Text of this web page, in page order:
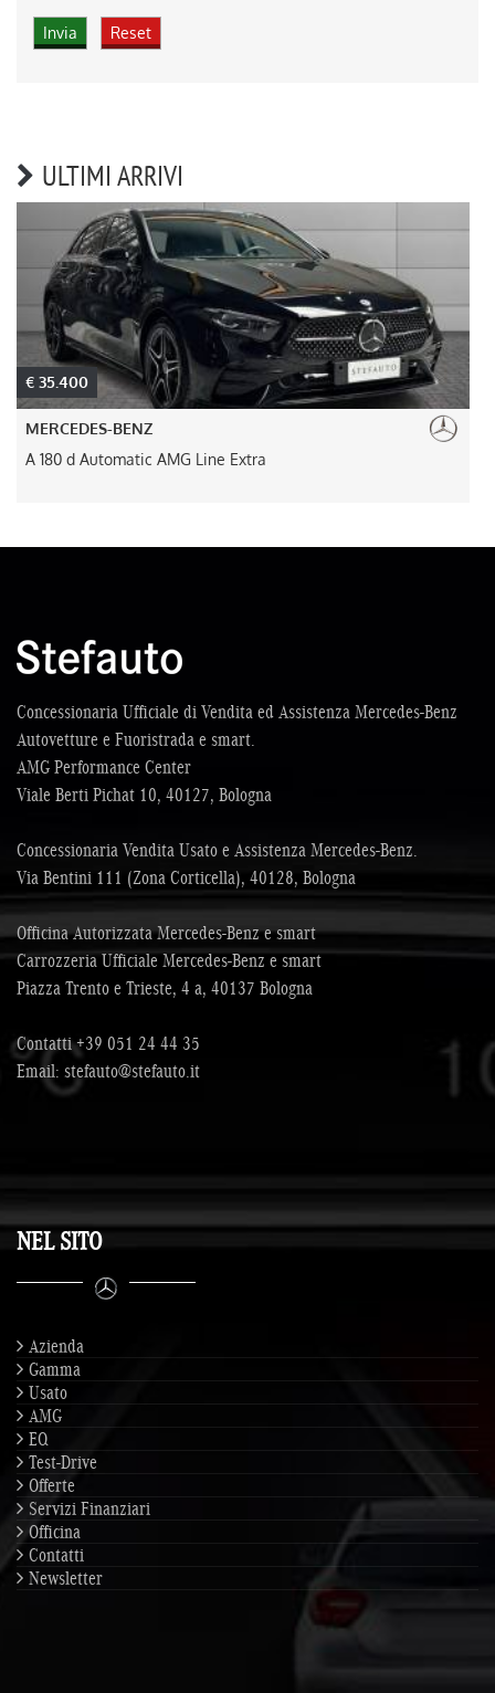
ULTIMI ARRIVI
€ 35.400
MERCEDES-BENZ
A 180 d Automatic AMG Line Extra
Concessionaria Ufficiale di Vendita ed Assistenza Mercedes-Benz
Autovetture e Fuoristrada e smart.
AMG Performance Center
Viale Berti Pichat 10, 40127, Bologna
Concessionaria Vendita Usato e Assistenza Mercedes-Benz.
Via Bentini 111 (Zona Corticella), 40128, Bologna
Officina Autorizzata Mercedes-Benz e smart
Carrozzeria Ufficiale Mercedes-Benz e smart
Piazza Trento e Trieste, 4 a, 40137 Bologna
Contatti+39 051 24 44 35
Email: stefauto@stefauto.it
NEL SITO
Azienda
Gamma
Usato
AMG
EQ
Test-Drive
Offerte
Servizi Finanziari
Officina
Contatti
Newsletter